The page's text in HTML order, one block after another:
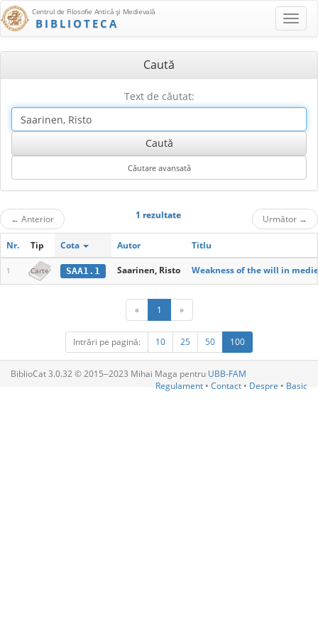
Centrul de Filosofie Antică şi Medievală
BIBLIOTECA
Caută
Text de căutat:
← Anterior 1 rezultate Următor →
Nr. Tip Cota Autor Titlu
1 Carte SAA1.1 Saarinen, Risto Weakness of the will in
« 1 »
Intrări pe pagină: 10 25 50 100
BiblioCat 3.0.32 © 2015‒2023 Mihai Maga pentru UBB-FAM
Regulament • Contact • Despre • Basic